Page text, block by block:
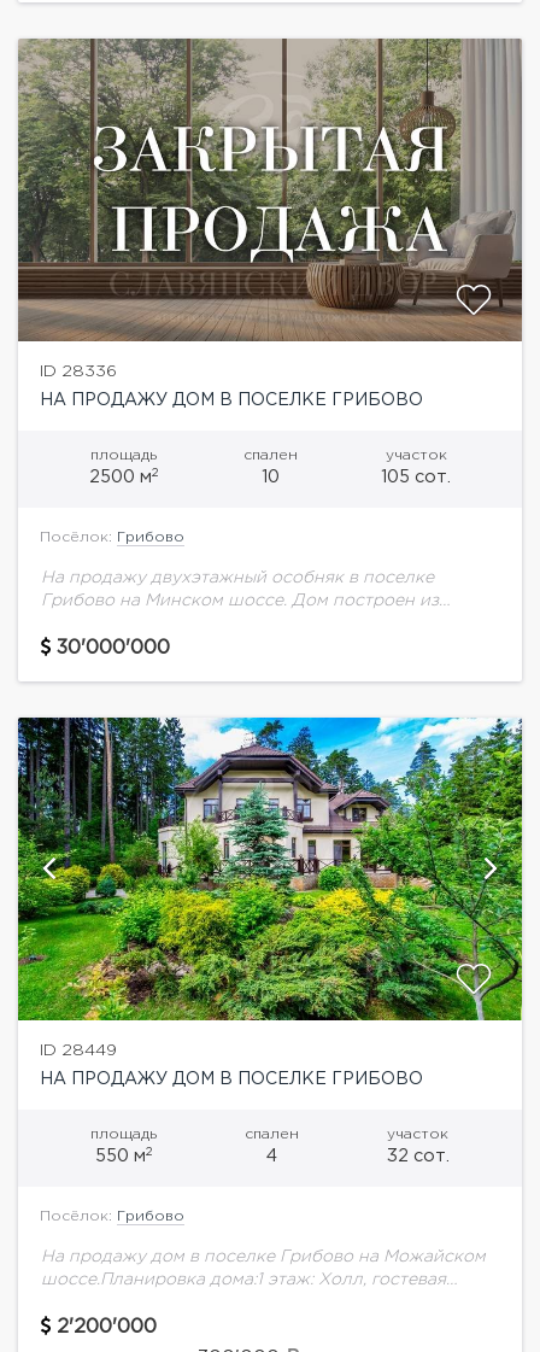
ID 28336
НА ПРОДАЖУ ДОМ В ПОСЕЛКЕ ГРИБОВО
площадь
2500 м2
спален
10
участок
105 сот.
Посёлок: Грибово
На продажу двухэтажный особняк в поселке
Грибово на Минском шоссе. Дом построен из
Ченцова.В доме выполнен дизайнерский ремонт в
30'000'000
ID 28449
НА ПРОДАЖУ ДОМ В ПОСЕЛКЕ ГРИБОВО
площадь
550 м2
спален
4
участок
32 сот.
Посёлок: Грибово
На продажу дом в поселке Грибово на Можайском
шоссе.Планировка дома:1 этаж: Холл, гостевая
террасу, с/у, комната д/персонала с отдельным...
2'200'000